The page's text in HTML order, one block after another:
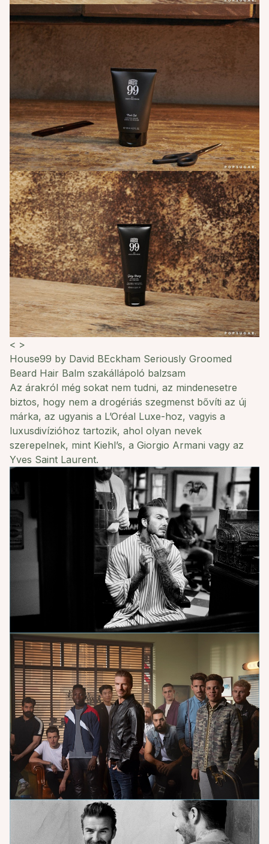
< >
House99 by David BEckham Seriously Groomed
Beard Hair Balm szakállápoló balzsam
Az árakról még sokat nem tudni, az mindenesetre
biztos, hogy nem a drogériás szegmenst bővíti az új
márka, az ugyanis a L’Oréal Luxe-hoz, vagyis a
luxusdivízióhoz tartozik, ahol olyan nevek
szerepelnek, mint Kiehl’s, a Giorgio Armani vagy az
Yves Saint Laurent.